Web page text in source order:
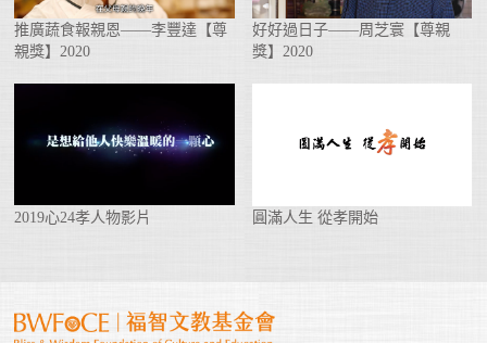
推廣蔬食報親恩——李豐達【尊
親獎】2020
好好過日子——周芝寰【尊親
獎】2020
2019心24孝人物影片 圓滿人生 從孝開始